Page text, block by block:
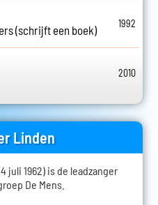
(schrijft een boek)
1992
2010
Linden
juli 1962) is de leadzanger
De Mens.